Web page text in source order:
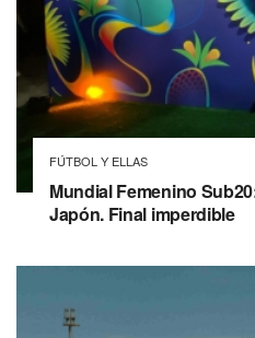
FÚTBOL Y ELLAS
Mundial Femenino
Japón. Final imperdible